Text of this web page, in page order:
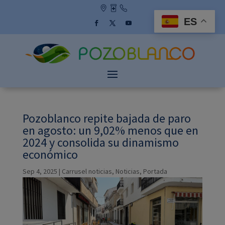
Pozoblanco repite bajada de paro
en agosto: un 9,02% menos que en
2024 y consolida su dinamismo
económico
Sep 4, 2025 | Carrusel noticias, Noticias, Portada
ES